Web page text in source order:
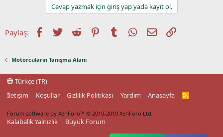
Cevap yazmak için giriş yap yada kayıt ol.
Paylaş: Facebook
TwitterReddit PinterestTumblrWhatsApp
E-postaLink
Motorcuların Tanışma Alanı
Türkçe (TR)
İletişim
Koşullar Gizlilik Politikası Yardım Anasayfa
R
Forum software by XenForo™ © 2010-2019 XenForo Ltd.
Kalabalık Yalnızlık Büyük Forum